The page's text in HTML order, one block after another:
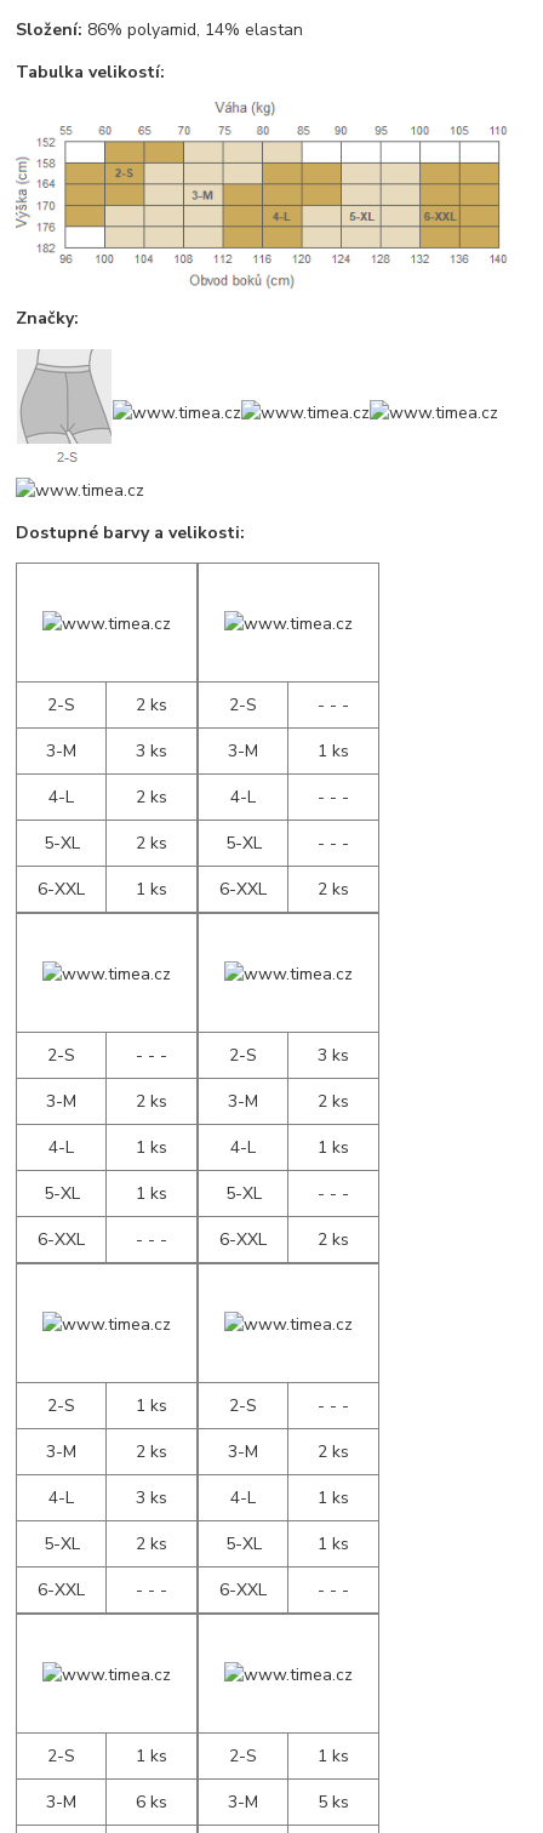
Složení: 86% polyamid, 14% elastan
Tabulka velikostí:
Značky:
Dostupné barvy a velikosti:
2-S
2 ks
3-M
3 ks
4-L
2 ks
5-XL
2 ks
6-XXL
1 ks
2-S
- - -
3-M
1 ks
4-L
- - -
5-XL
- - -
6-XXL
2 ks
2-S
- - -
3-M
2 ks
4-L
1 ks
5-XL
1 ks
6-XXL
- - -
2-S
3 ks
3-M
2 ks
4-L
1 ks
5-XL
- - -
6-XXL
2 ks
2-S
1 ks
3-M
2 ks
4-L
3 ks
5-XL
2 ks
6-XXL
- - -
2-S
- - -
3-M
2 ks
4-L
1 ks
5-XL
1 ks
6-XXL
- - -
2-S
1 ks
3-M
6 ks
2-S
1 ks
3-M
5 ks